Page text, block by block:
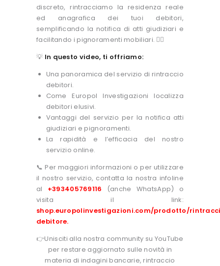
discreto, rintracciamo la residenza reale
ed anagrafica dei tuoi debitori,
semplificando la notifica di atti giudiziari e
facilitando i pignoramenti mobiliari. 🕵️‍♂️
💡 In questo video, ti offriamo:
Una panoramica del servizio di rintraccio
debitori.
Come Europol Investigazioni localizza
debitori elusivi.
Vantaggi del servizio per la notifica atti
giudiziari e pignoramenti.
La rapidità e l’efficacia del nostro
servizio online.
📞 Per maggiori informazioni o per utilizzare
il nostro servizio, contatta la nostra infoline
al +393405769116 (anche WhatsApp) o
visita il link:
shop.europolinvestigazioni.com/prodotto/
debitore.
👉Unisciti alla nostra community su YouTube
per restare aggiornato sulle novità in
materia di indagini bancarie, rintraccio